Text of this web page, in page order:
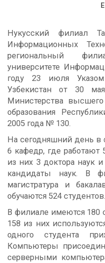
Нукусский филиал
Информационных
региональный
университете
году 23 июля Указом
Узбекистан от 30
Министерства
образования
2005 года № 130.
На сегодняшний день в
6 кафедр, где работают
из них 3 доктора наук
кандидаты наук. В
магистратура и
обучаются 524 студентов.
В филиале имеются 180
158 из них
одного студента
Компьютеры
серверными